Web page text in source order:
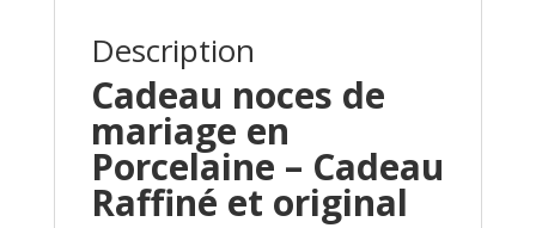
Description
Cadeau noces de
mariage en
Porcelaine – Cadeau
Raffiné et original